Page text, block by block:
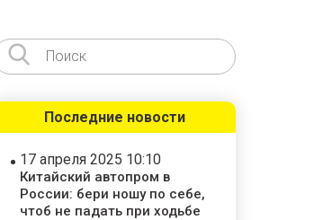
Последние новости
17 апреля 2025 10:10
Китайский автопром в
России: бери ношу по себе,
чтоб не падать при ходьбе